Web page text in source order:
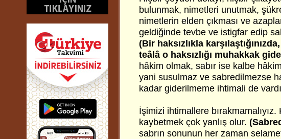
bulunmak, nimetleri unutmak,
nimetlerin elden çıkması ve
geldiğinde tevbe ve istigfar edip
(Bir haksızlıkla
teâlâ o haksızlığı muhakkak
hâkim olmak, sabır ise kalbe
yani susulmaz ve sabredilmezse
kadar giderilmeme ihtimali de
İşimizi ihtimallere
kaybetmek çok yanlış olur.
sabrın sonunun her zaman